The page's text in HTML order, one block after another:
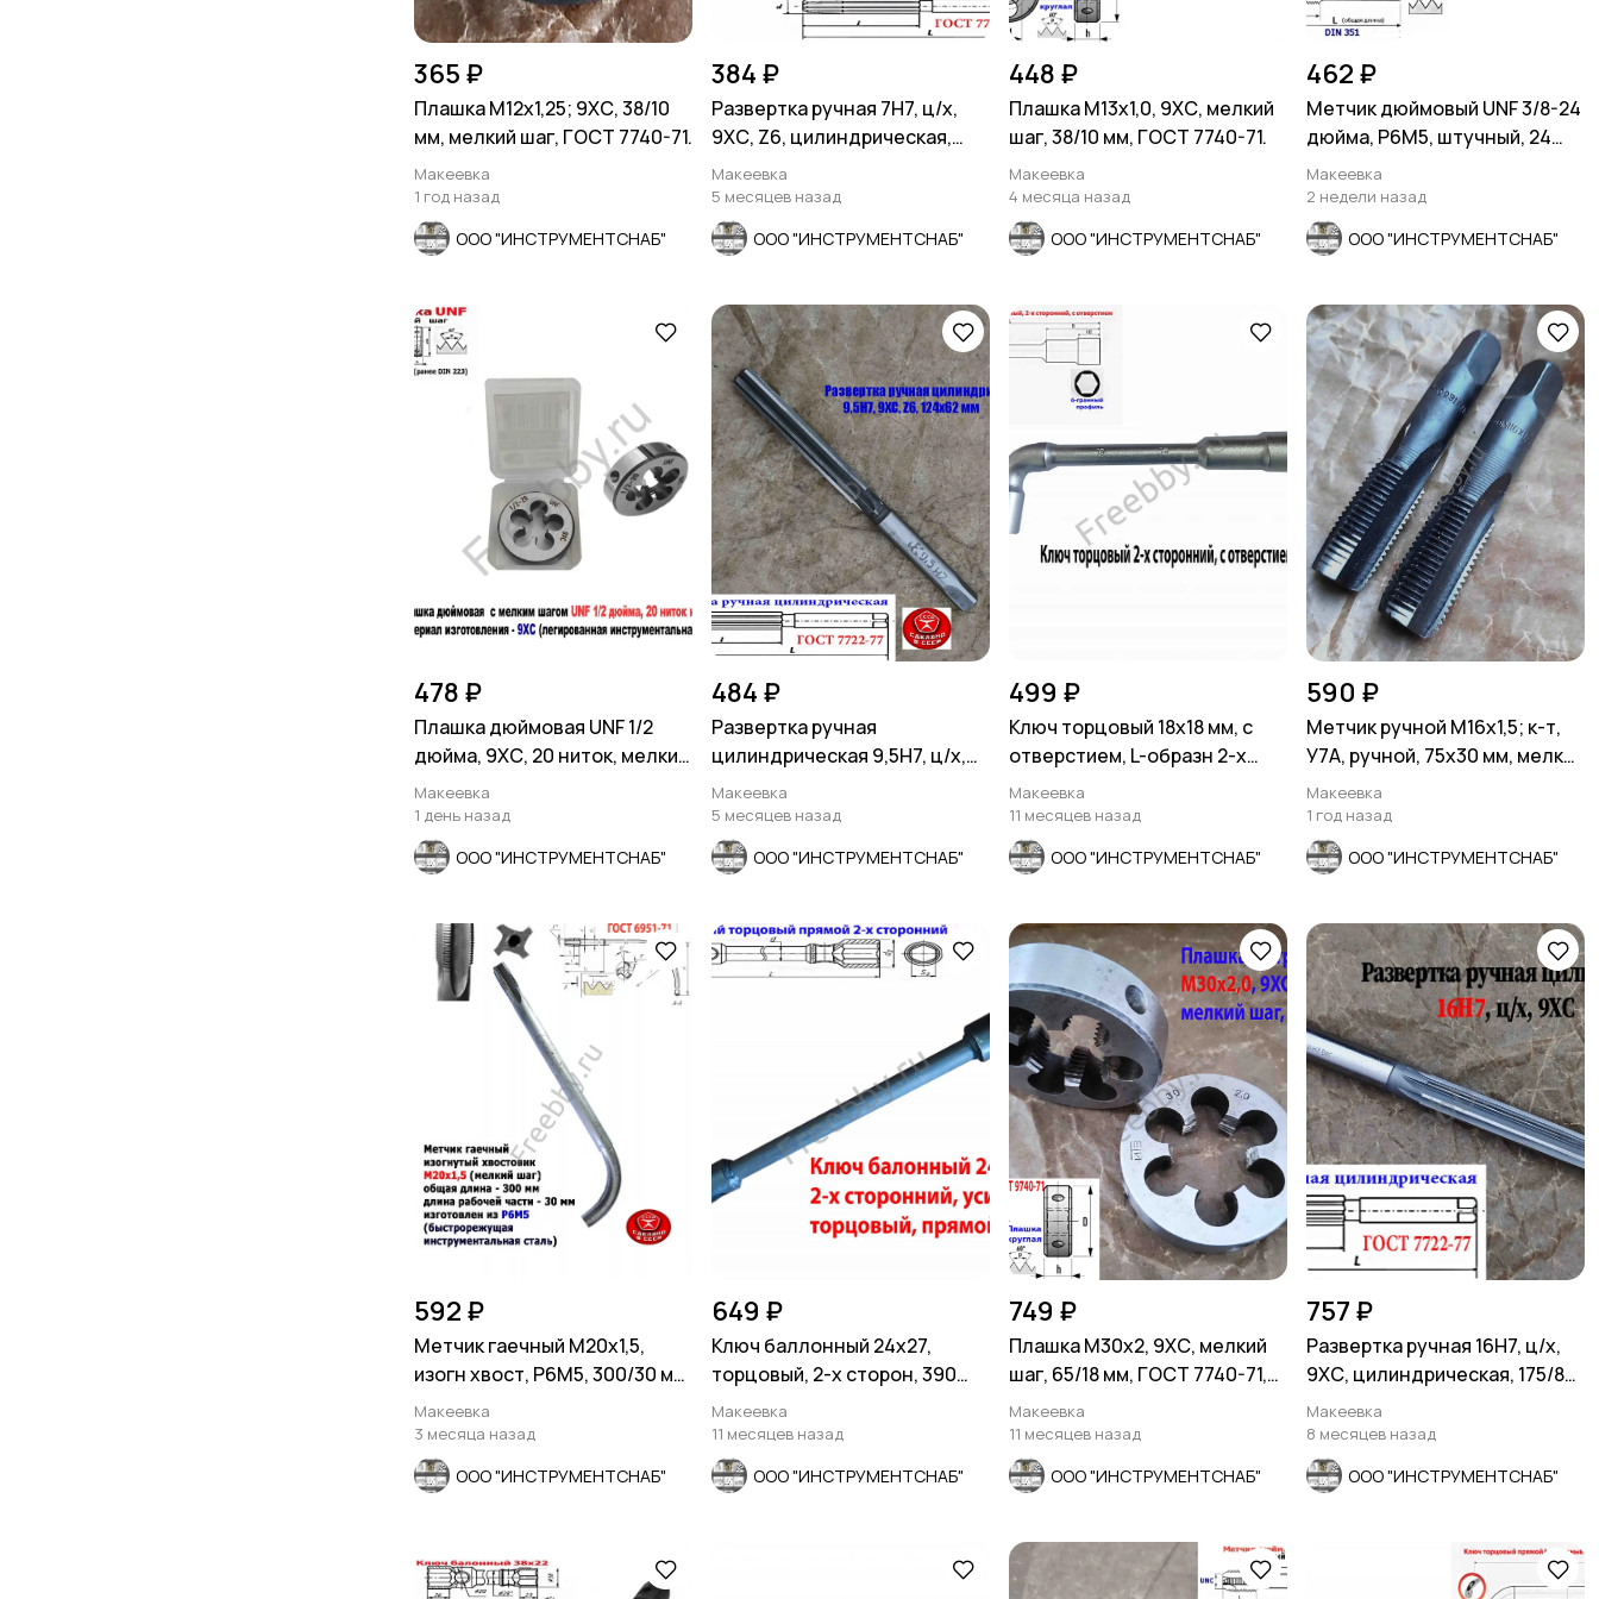
365 ₽
Плашка М12х1,25; 9ХС, 38/10
мм, мелкий шаг, ГОСТ 7740-71.
Макеевка
1 год назад
ООО "ИНСТРУМЕНТСНАБ"
384 ₽
Развертка ручная 7Н7, ц/х,
9ХС, Z6, цилиндрическая,
107/54 мм, СССР.
Макеевка
5 месяцев назад
ООО "ИНСТРУМЕНТСНАБ"
448 ₽
Плашка М13х1,0, 9ХС, мелкий
шаг, 38/10 мм, ГОСТ 7740-71.
Макеевка
4 месяца назад
ООО "ИНСТРУМЕНТСНАБ"
462 ₽
Метчик дюймовый UNF 3/8-24
дюйма, Р6М5, штучный, 24
нитки, 80/34 мм.
Макеевка
2 недели назад
ООО "ИНСТРУМЕНТСНАБ"
478 ₽
Плашка дюймовая UNF 1/2
дюйма, 9ХС, 20 ниток, мелкий
шаг, 38/10 мм.
Макеевка
1 день назад
ООО "ИНСТРУМЕНТСНАБ"
484 ₽
Развертка ручная
цилиндрическая 9,5Н7, ц/х,
9ХС, Z6, 124/62 мм, СССР.
Макеевка
5 месяцев назад
ООО "ИНСТРУМЕНТСНАБ"
499 ₽
Ключ торцовый 18х18 мм, с
отверстием, L-образн 2-х
сторонний, Cr-V.
Макеевка
11 месяцев назад
ООО "ИНСТРУМЕНТСНАБ"
590 ₽
Метчик ручной М16х1,5; к-т,
У7А, ручной, 75х30 мм, мелкий
шаг, СССР.
Макеевка
1 год назад
ООО "ИНСТРУМЕНТСНАБ"
592 ₽
Метчик гаечный М20х1,5,
изогн хвост, Р6М5, 300/30 мм,
мелкий шаг, СССР
Макеевка
3 месяца назад
ООО "ИНСТРУМЕНТСНАБ"
649 ₽
Ключ баллонный 24х27,
торцовый, 2-х сторон, 390
мм, для ГАЗ, КамАЗ.
Макеевка
11 месяцев назад
ООО "ИНСТРУМЕНТСНАБ"
749 ₽
Плашка М30х2, 9ХС, мелкий
шаг, 65/18 мм, ГОСТ 7740-71,
СССР
Макеевка
11 месяцев назад
ООО "ИНСТРУМЕНТСНАБ"
757 ₽
Развертка ручная 16Н7, ц/х,
9ХС, цилиндрическая, 175/87
мм, 2360-0142.
Макеевка
8 месяцев назад
ООО "ИНСТРУМЕНТСНАБ"